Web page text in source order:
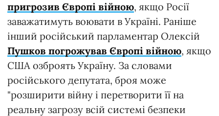
пригрозив Європі війною, якщо Росії
заважатимуть воювати в Україні. Раніше
інший російський парламентар Олексій
Пушков погрожував Європі війною, якщо
США озброять Україну. За словами
російського депутата, броя може
"розширити війну і перетворити її на
реальну загрозу всій системі безпеки